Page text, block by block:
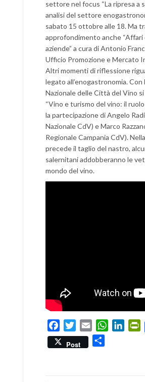
settore nel focus “La ripresa a
analisi del settore
sabato 15 ottobre alle 18. Ma
approfondimento anche “Affari
aziende” a cura di Antonio
Ufficio Promozione e Mercato
Altri momenti di riflessione
legato all’enogastronomia. Con
Nazionale delle Città del Vino
“Vino e turismo del vino: il
la partecipazione di Angelo
Nazionale CdV) e Marco
Regionale Campania CdV).
precede il taglio del nastro,
salernitani addobberanno le
mondo del vino.
FacebookTwitterEmail WhatsApp
Post